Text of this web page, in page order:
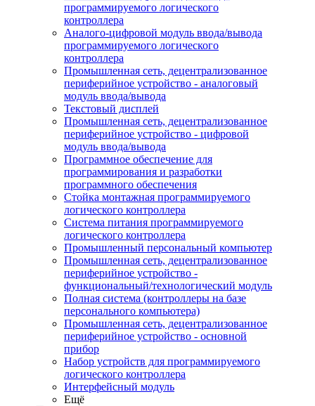
программируемого логического
контроллера
Аналого-цифровой модуль ввода/вывода
программируемого логического
контроллера
Промышленная сеть, децентрализованное
периферийное устройство - аналоговый
модуль ввода/вывода
Текстовый дисплей
Промышленная сеть, децентрализованное
периферийное устройство - цифровой
модуль ввода/вывода
Программное обеспечение для
программирования и разработки
программного обеспечения
Стойка монтажная программируемого
логического контроллера
Система питания программируемого
логического контроллера
Промышленный персональный компьютер
Промышленная сеть, децентрализованное
периферийное устройство -
функциональный/технологический модуль
Полная система (контроллеры на базе
персонального компьютера)
Промышленная сеть, децентрализованное
периферийное устройство - основной
прибор
Набор устройств для программируемого
логического контроллера
Интерфейсный модуль
Ещё